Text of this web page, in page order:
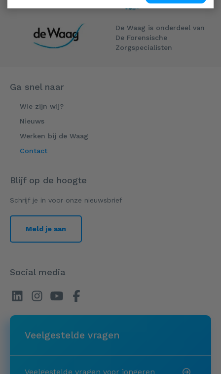
De Waag is onderdeel van
De Forensische
Zorgspecialisten
Ga snel naar
Wie zijn wij?
Nieuws
Werken bij de Waag
Contact
Blijf op de hoogte
Schrijf je in voor onze nieuwsbrief
Meld je aan
Social media
Veelgestelde vragen
Veelgestelde vragen voor jongeren